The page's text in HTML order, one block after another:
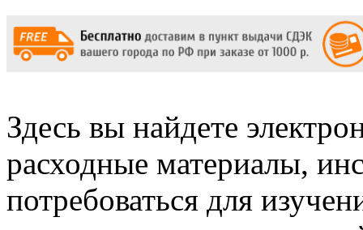
Здесь вы найдете
расходные материалы,
потребоваться для